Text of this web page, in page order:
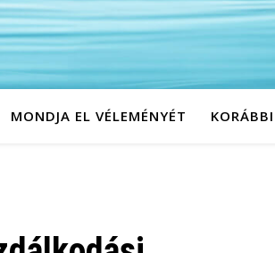
MONDJA EL VÉLEMÉNYÉT